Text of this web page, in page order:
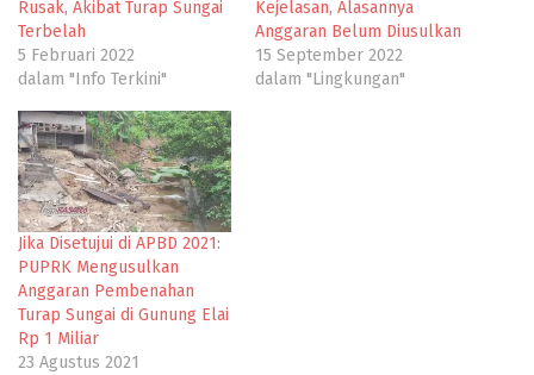
Rusak, Akibat Turap Sungai
Terbelah
5 Februari 2022
dalam "Info Terkini"
Kejelasan, Alasannya
Anggaran Belum Diusulkan
15 September 2022
dalam "Lingkungan"
Jika Disetujui di APBD 2021:
PUPRK Mengusulkan
Anggaran Pembenahan
Turap Sungai di Gunung Elai
Rp 1 Miliar
23 Agustus 2021